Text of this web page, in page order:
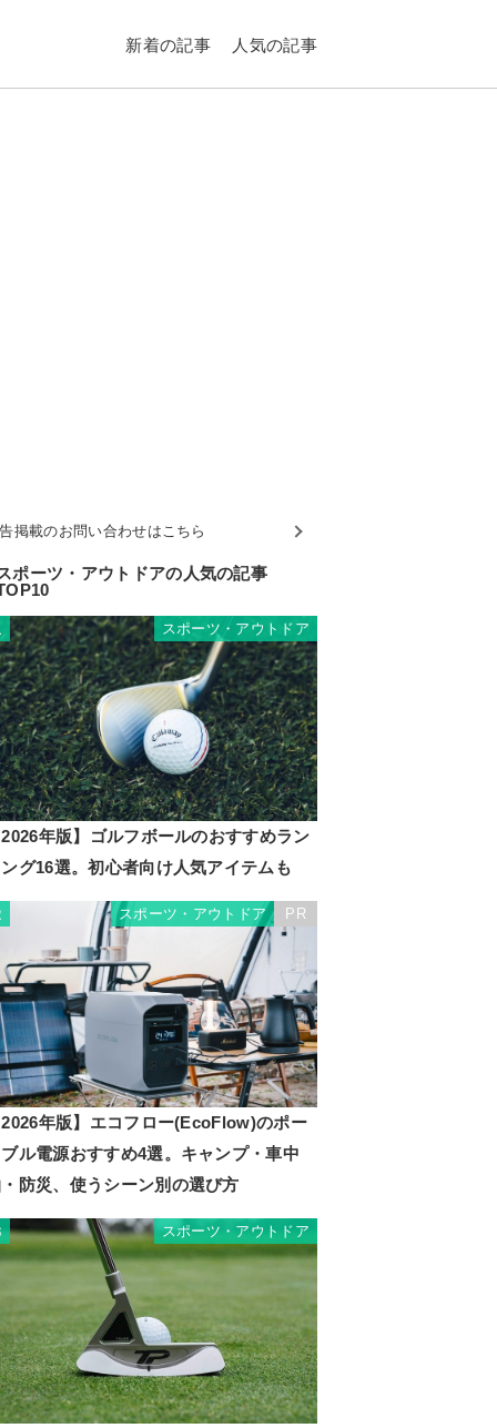
新着の記事 人気の記事
掲載のお問い合わせはこちら
ポーツ・アウトドアの人気の記事
スポーツ・アウトドア
年版】ゴルフボールのおすすめラン
グ16選。初心者向け人気アイテムも
スポーツ・アウトドア PR
年版】エコフロー(EcoFlow)のポー
ル電源おすすめ4選。キャンプ・車中
防災、使うシーン別の選び方
スポーツ・アウトドア